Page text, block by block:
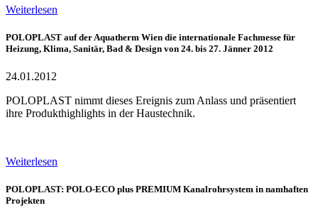
Weiterlesen
POLOPLAST auf der Aquatherm Wien die internationale Fachmesse für
Heizung, Klima, Sanitär, Bad & Design von 24. bis 27. Jänner 2012
24.01.2012
POLOPLAST nimmt dieses Ereignis zum Anlass und präsentiert
ihre Produkthighlights in der Haustechnik.
Weiterlesen
POLOPLAST: POLO-ECO plus PREMIUM Kanalrohrsystem in namhaften
Projekten